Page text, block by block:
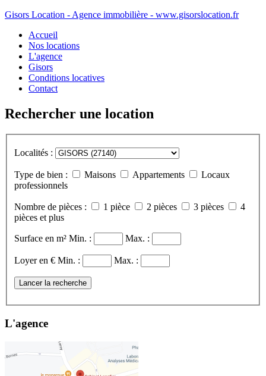
Gisors Location - Agence immobilière - www.gisorslocation.fr
Accueil
Nos locations
L'agence
Gisors
Conditions locatives
Contact
Rechercher une location
Localités :
Type de bien : Maisons Appartements
Locaux
professionnels
Nombre de pièces : 1 pièce 2 pièces 3 pièces
4
pièces et plus
Surface en m² Min. : Max. :
Loyer en € Min. : Max. :
Lancer la recherche
L'agence